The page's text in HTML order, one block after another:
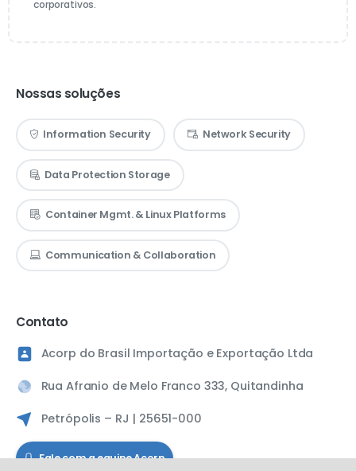
corporativos.
Nossas soluções
Information Security Network Security
Data Protection Storage
Container Mgmt. & Linux Platforms
Communication & Collaboration
Contato
Acorp do Brasil Importação e Exportação Ltda
Rua Afranio de Melo Franco 333, Quitandinha
Petrópolis – RJ | 25651-000
Fale com a equipe Acorp